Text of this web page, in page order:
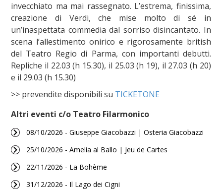
invecchiato ma mai rassegnato. L’estrema, finissima,
creazione di Verdi, che mise molto di sé in
un’inaspettata commedia dal sorriso disincantato. In
scena l’allestimento onirico e rigorosamente british
del Teatro Regio di Parma, con importanti debutti.
Repliche il 22.03 (h 15.30), il 25.03 (h 19), il 27.03 (h 20)
e il 29.03 (h 15.30)
>> prevendite disponibili su TICKETONE
Altri eventi c/o Teatro Filarmonico
08/10/2026 - Giuseppe Giacobazzi | Osteria Giacobazzi
25/10/2026 - Amelia al Ballo | Jeu de Cartes
22/11/2026 - La Bohème
31/12/2026 - Il Lago dei Cigni